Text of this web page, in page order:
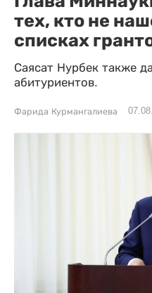
тех, кто не
списках
Саясат Нурбек также
абитуриентов.
Фарида Курмангалиева